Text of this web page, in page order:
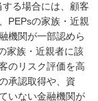
る場合には、顧客
PEPsの家族・近親
機関が一部認めら
家族・近親者に該
のリスク評価を高
承認取得や、資
いない金融機関が